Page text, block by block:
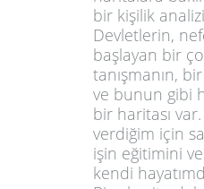
bir kişilik
Devletlerin,
başlayan bir
tanışmanın,
ve bunun gibi
bir haritası
verdiğim için
işin eğitimini
kendi